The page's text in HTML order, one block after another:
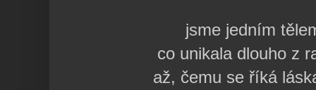
jsme jedním
co unikala dlouho z
až, čemu se říká